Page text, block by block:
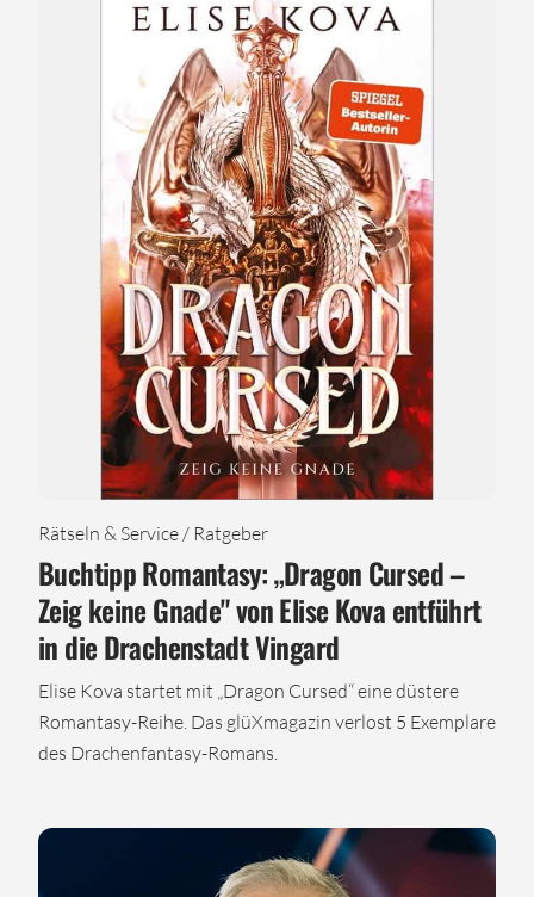
Rätseln & Service / Ratgeber
Buchtipp Romantasy: „Dragon Cursed –
Zeig keine Gnade" von Elise Kova entführt
in die Drachenstadt Vingard
Elise Kova startet mit „Dragon Cursed“ eine düstere
Romantasy-Reihe. Das glüXmagazin verlost 5 Exemplare
des Drachenfantasy-Romans.